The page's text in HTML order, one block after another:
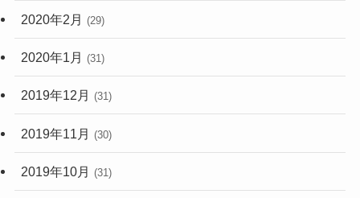
2020年2月 (29)
2020年1月 (31)
2019年12月 (31)
2019年11月 (30)
2019年10月 (31)